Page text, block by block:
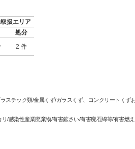
扱エリア
処分
2 件
スチック類/金属くず/ガラスくず、コンクリートくず
/感染性産業廃棄物/有害鉱さい/有害廃石綿等/有害燃